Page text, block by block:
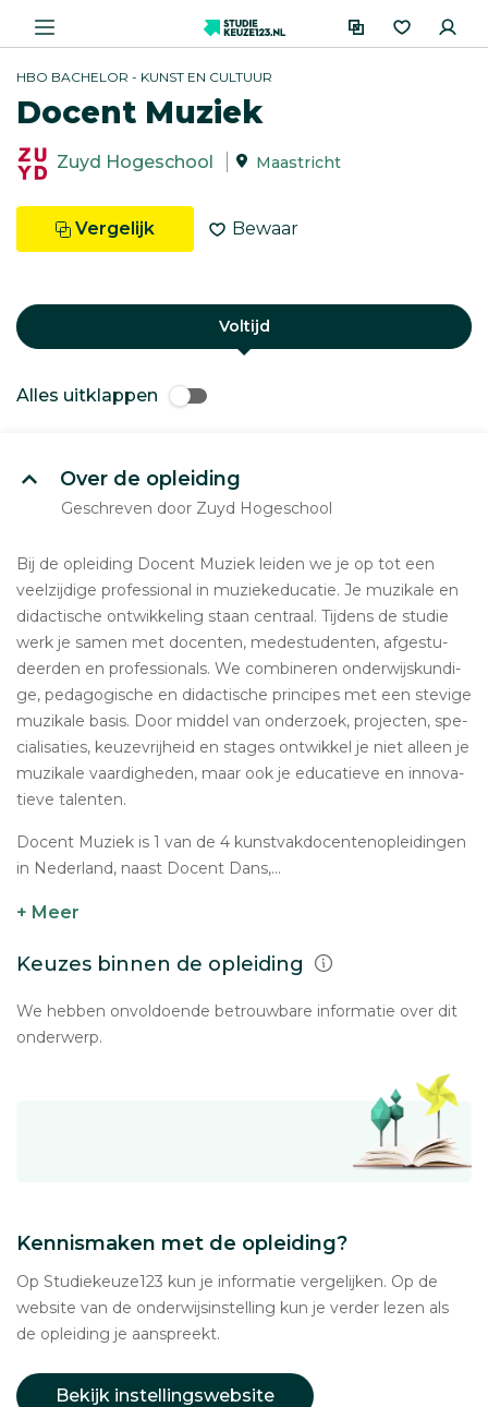
HBO BACHELOR - KUNST EN CULTUUR
Docent Muziek
Zuyd Hogeschool Maastricht
Vergelijk Bewaar
Voltijd
Alles uitklappen
Over de opleiding
Geschreven door Zuyd Hogeschool
Bij de op­lei­ding Docent Muziek leiden we je op tot een
veel­zij­di­ge pro­fes­si­o­nal in mu­ziekedu­ca­tie. Je muzikale en
di­dac­ti­sche ont­wik­ke­ling staan centraal. Tijdens de studie
werk je samen met docenten, me­de­stu­den­ten, af­ge­stu­
deer­den en pro­fes­si­o­nals. We com­bi­ne­ren on­der­wijs­kun­di­
ge, pe­da­go­gi­sche en di­dac­ti­sche prin­ci­pes met een stevige
muzikale basis. Door middel van on­der­zoek, pro­jec­ten, spe­
ci­a­li­sa­ties, keu­ze­vrij­heid en stages ont­wik­kel je niet alleen je
muzikale vaar­dig­he­den, maar ook je edu­ca­tie­ve en in­no­va­
tie­ve talenten.
Docent Muziek is 1 van de 4 kunst­vak­do­cen­ten­op­lei­din­gen
in Ne­der­land, naast Docent Dans,...
+ Meer
Keuzes binnen de opleiding
We hebben onvoldoende betrouwbare informatie over dit
onderwerp.
Kennismaken met de opleiding?
Op Studiekeuze123 kun je informatie vergelijken. Op de
website van de onderwijsinstelling kun je verder lezen als
de opleiding je aanspreekt.
Bekijk instellingswebsite